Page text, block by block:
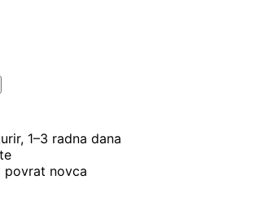
1–3 radna dana
povrat novca